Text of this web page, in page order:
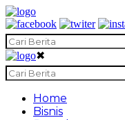
✖
Home
Bisnis